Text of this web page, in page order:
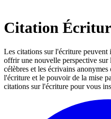
Citation
Les citations sur l'écriture peuvent
offrir une nouvelle perspective sur
célèbres et les écrivains
l'écriture et le pouvoir de la mise
citations sur l'écriture pour vous